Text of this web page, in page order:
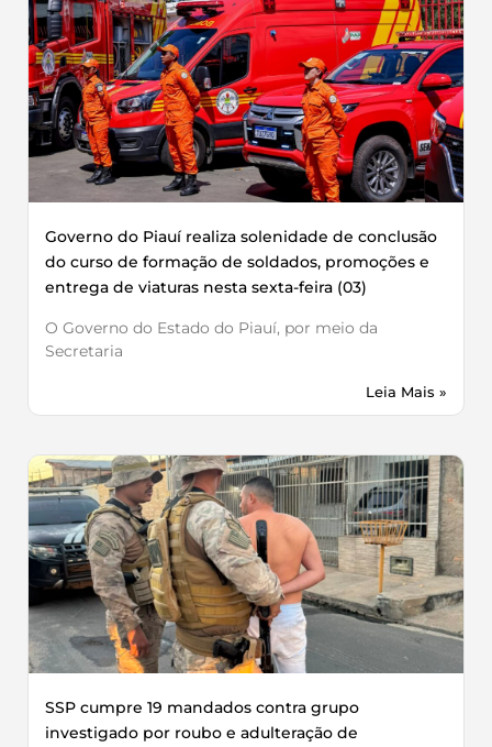
Governo do Piauí realiza solenidade de conclusão
do curso de formação de soldados, promoções e
entrega de viaturas nesta sexta-feira (03)
O Governo do Estado do Piauí, por meio da
Secretaria
Leia Mais »
SSP cumpre 19 mandados contra grupo
investigado por roubo e adulteração de